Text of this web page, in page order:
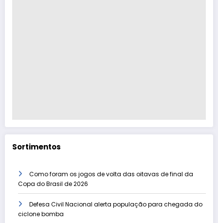
Sortimentos
Como foram os jogos de volta das oitavas de final da
Copa do Brasil de 2026
Defesa Civil Nacional alerta população para chegada do
ciclone bomba